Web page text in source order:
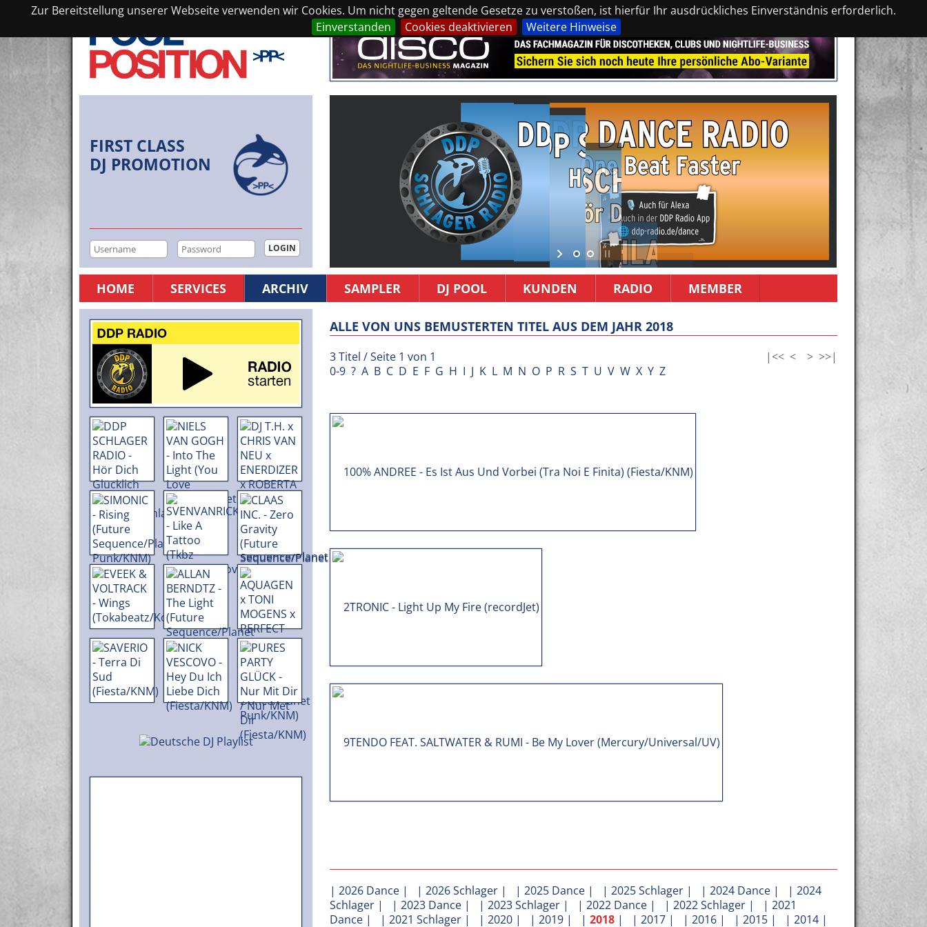
Zur Bereitstellung unserer Webseite verwenden wir Cookies. Um nicht gegen geltende Gesetze zu verstoßen, ist hierfür Ihr ausdrückliches Einverständnis erforderlich.
Einverstanden
Cookies deaktivieren Weitere Hinweise
FIRST CLASS
DJ PROMOTION
HOME SERVICES ARCHIV SAMPLER DJ POOL KUNDEN RADIO MEMBER
ALLE VON UNS BEMUSTERTEN TITEL AUS DEM JAHR 2018
3 Titel / Seite 1 von 1 |<< < > >>|
0-9 ? A B C D E F G H I J K L M N O P R S T U V W X Y Z
| 2026 Dance | | 2026 Schlager | | 2025 Dance | | 2025 Schlager | | 2024 Dance | | 2024
Schlager | | 2023 Dance | | 2023 Schlager | | 2022 Dance | | 2022 Schlager | | 2021
Dance | | 2021 Schlager | | 2020 | | 2019 | | 2018 | | 2017 | | 2016 | | 2015 | | 2014 |